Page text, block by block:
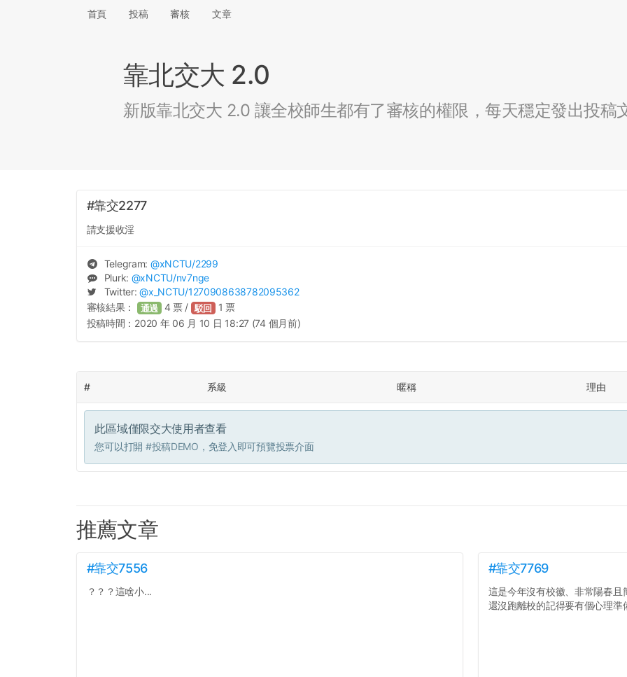
首頁 投稿 審核 文章
靠北交大 2.0
新版靠北交大 2.0 讓全校師生都有了審核的權限，每天穩定發出投稿
#靠交2277
請支援收淫
Telegram: @xNCTU/2299
Plurk: @xNCTU/nv7nge
Twitter:@x_NCTU/1270908638782095362
審核結果： 通過 4票 / 駁回 1 票
投稿時間： 2020 年 06 月 10 日 18:27 (74 個月前)
# 系級 暱稱 理由
此區域僅限交大使用者查看
您可以打開 #投稿DEMO ，免登入即可預覽投票介面
推薦文章
#靠交7556
？？？這啥小...
#靠交7769
這是今年沒有校徽、非常陽春且
還沒跑離校的記得要有個心理準